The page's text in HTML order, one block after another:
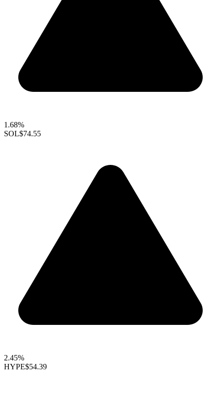
1.68%
SOL$74.55
2.45%
HYPE$54.39